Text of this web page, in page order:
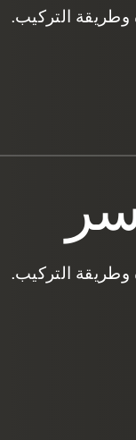
وطريقة التركيب.
وطريقة التركيب.